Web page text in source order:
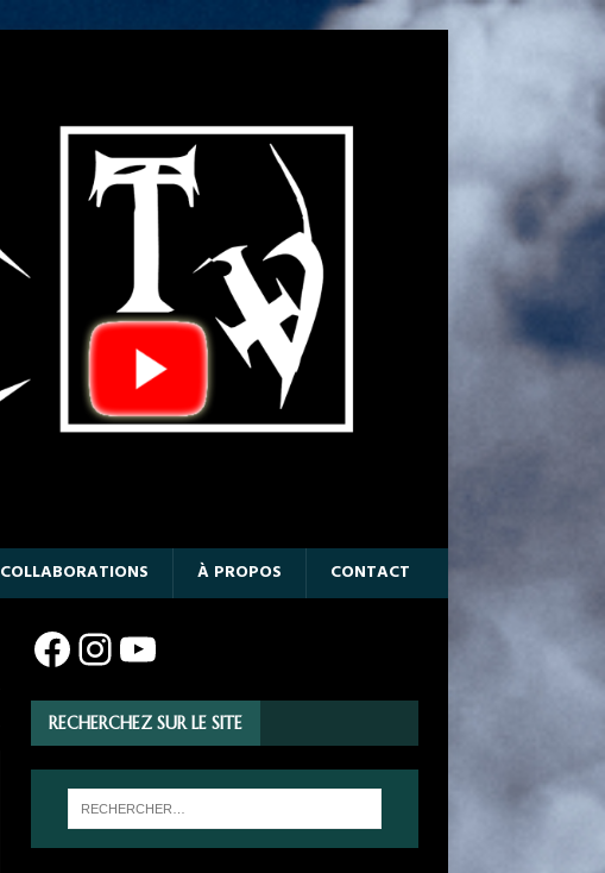
COLLABORATIONS À PROPOS CONTACT
RECHERCHEZ SUR LE SITE